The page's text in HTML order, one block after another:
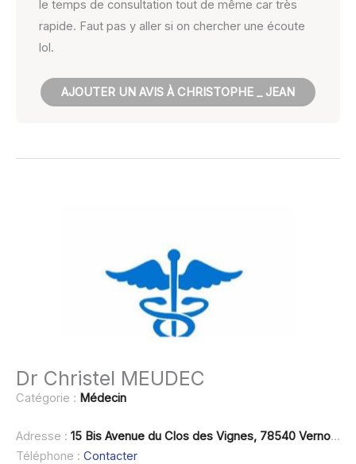
le temps de consultation tout de même car très
rapide. Faut pas y aller si on chercher une écoute
lol.
AJOUTER UN AVIS À CHRISTOPHE _ JEAN
Dr Christel MEUDEC
Catégorie : Médecin
Adresse : 15 Bis Avenue du Clos des Vignes, 78540 Vernouillet
Téléphone : Contacter